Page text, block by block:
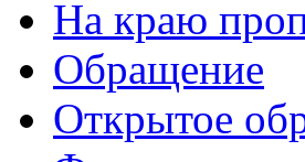
На краю
Обращение
Открытое